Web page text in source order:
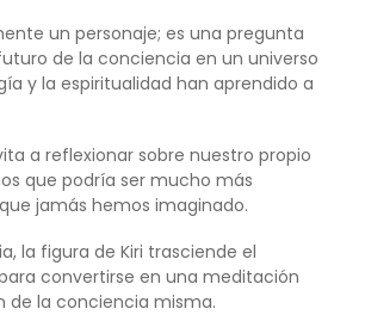
un personaje; es una pregunta
de la conciencia en un universo
y la espiritualidad han aprendido a
a reflexionar sobre nuestro propio
que podría ser mucho más
jamás hemos imaginado.
la figura de Kiri trasciende el
convertirse en una meditación
de la conciencia misma.